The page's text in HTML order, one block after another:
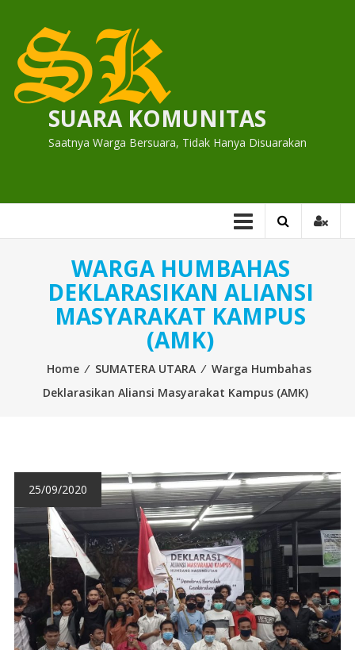
content
SUARA KOMUNITAS
Saatnya Warga Bersuara, Tidak Hanya Disuarakan
WARGA HUMBAHAS
DEKLARASIKAN ALIANSI
MASYARAKAT KAMPUS
(AMK)
Home ⁄ SUMATERA UTARA ⁄ Warga Humbahas
Deklarasikan Aliansi Masyarakat Kampus (AMK)
25/09/2020